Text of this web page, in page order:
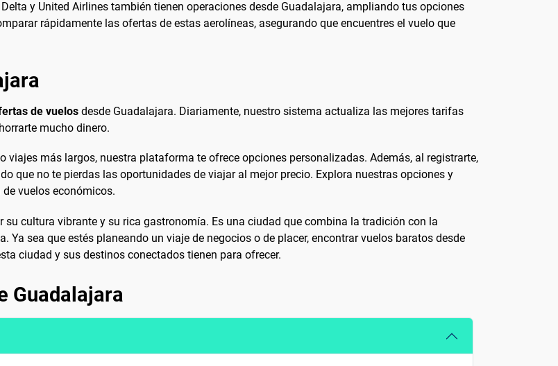
y United Airlines también tienen operaciones desde Guadalajara, ampliando tus opciones
rápidamente las ofertas de estas aerolíneas, asegurando que encuentres el vuelo que
de vuelos desde Guadalajara. Diariamente, nuestro sistema actualiza las mejores tarifas
mucho dinero.
más largos, nuestra plataforma te ofrece opciones personalizadas. Además, al registrarte,
que no te pierdas las oportunidades de viajar al mejor precio. Explora nuestras opciones y
vuelos económicos.
cultura vibrante y su rica gastronomía. Es una ciudad que combina la tradición con la
sea que estés planeando un viaje de negocios o de placer, encontrar vuelos baratos desde
ciudad y sus destinos conectados tienen para ofrecer.
Guadalajara